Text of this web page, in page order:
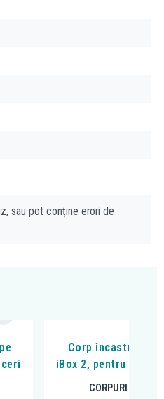
sau pot conține erori de
Corp încastrat,
iBox 2, pentru
CORPURI